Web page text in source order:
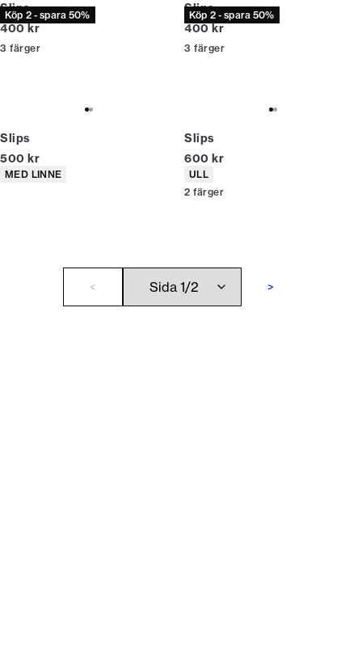
Köp 2 - spara 50%
Slips
Nuvarande pris
400 kr
3 färger
Köp 2 - spara 50%
Slips
Nuvarande pris
400 kr
3 färger
Slips
Nuvarande pris
500 kr
Produktattribut
MED LINNE
Slips
Nuvarande pris
600 kr
Produktattribut
ULL
2 färger